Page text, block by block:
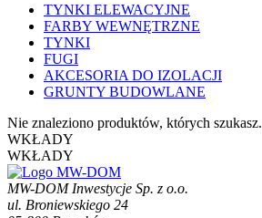
TYNKI ELEWACYJNE
FARBY WEWNĘTRZNE
TYNKI
FUGI
AKCESORIA DO IZOLACJI
GRUNTY BUDOWLANE
Nie znaleziono produktów, których szukasz.
WKŁADY
WKŁADY
MW-DOM Inwestycje Sp. z o.o.
ul. Broniewskiego 24